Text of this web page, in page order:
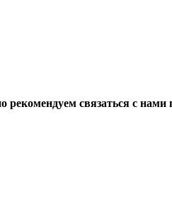
связаться с нами